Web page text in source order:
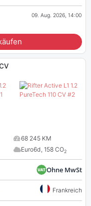
09. Aug. 2026, 14:00
68 245 KM
Euro6d, 158 CO2
Ohne MwSt
Frankreich